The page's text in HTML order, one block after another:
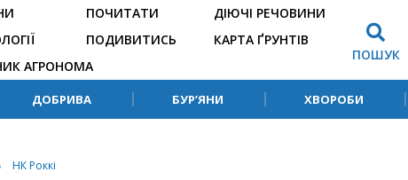
ПОЧИТАТИ
ПОДИВИТИСЬ
ДІЮЧІ РЕЧОВИНИ
КАРТА ҐРУНТІВ
АГРОНОМА
ПОШУК
ДОБРИВА БУР’ЯНИ ХВОРОБИ
НК Роккі